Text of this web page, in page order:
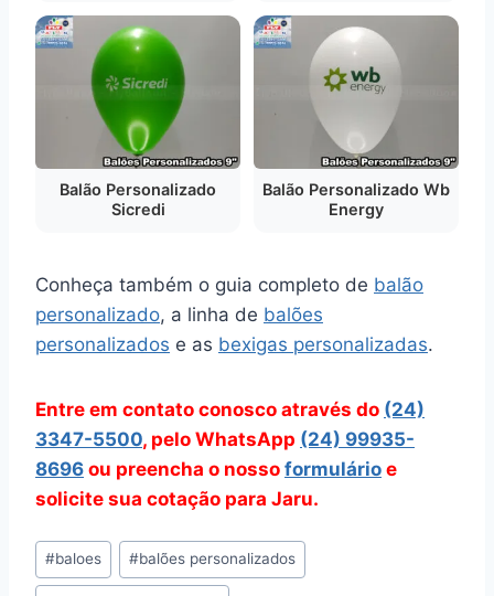
Balão Personalizado
Sicredi
Balão Personalizado Wb
Energy
Conheça também o guia completo de balão
personalizado, a linha de balões
personalizados e as bexigas personalizadas.
Entre em contato conosco através do (24)
3347-5500, pelo WhatsApp (24) 99935-
8696 ou preencha o nosso formulário e
solicite sua cotação para Jaru.
Tags
do
#baloes #balões personalizados